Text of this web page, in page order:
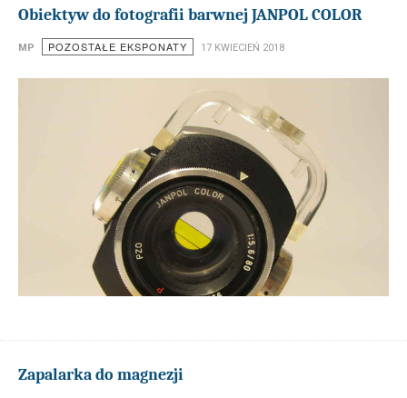
Obiektyw do fotografii barwnej JANPOL COLOR
MP POZOSTAŁE EKSPONATY 17 KWIECIEŃ 2018
Zapalarka do magnezji